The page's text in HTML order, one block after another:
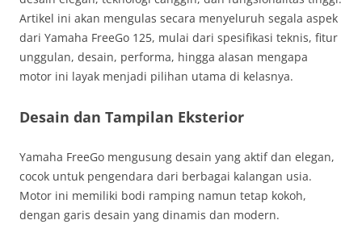
Artikel ini akan mengulas secara menyeluruh segala aspek
dari Yamaha FreeGo 125, mulai dari spesifikasi teknis, fitur
unggulan, desain, performa, hingga alasan mengapa
motor ini layak menjadi pilihan utama di kelasnya.
Desain dan Tampilan Eksterior
Yamaha FreeGo mengusung desain yang aktif dan elegan,
cocok untuk pengendara dari berbagai kalangan usia.
Motor ini memiliki bodi ramping namun tetap kokoh,
dengan garis desain yang dinamis dan modern.